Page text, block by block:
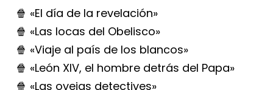
🍿 «El día de la revelación»
🍿 «Las locas del Obelisco»
🍿 «Viaje al país de los blancos»
🍿 «León XIV, el hombre detrás del Papa»
🍿 «Las ovejas detectives»